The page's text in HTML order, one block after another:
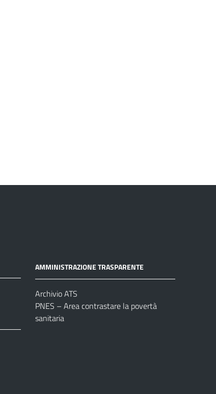
AMMINISTRAZIONE TRASPARENTE
Archivio ATS
PNES – Area contrastare la povertà
sanitaria